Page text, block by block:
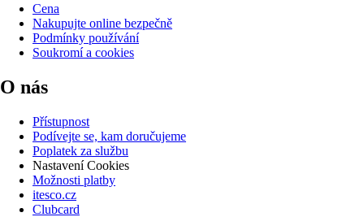
Cena
Nakupujte online bezpečně
Podmínky používání
Soukromí a cookies
O nás
Přístupnost
Podívejte se, kam doručujeme
Poplatek za službu
Nastavení Cookies
Možnosti platby
itesco.cz
Clubcard